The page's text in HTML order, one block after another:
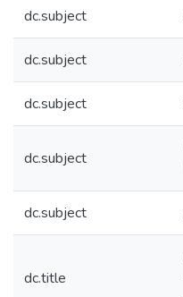
dc.subject
dc.subject
dc.subject
dc.subject
dc.subject
dc.title